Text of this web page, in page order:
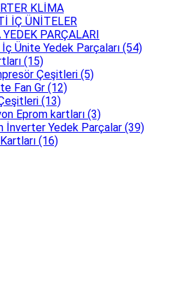
KLİMA
İÇ ÜNİTELER
PARÇALARI
Ünite Yedek Parçaları (54)
(15)
Çeşitleri (5)
Fan Gr (12)
(13)
Eprom kartları (3)
İnverter Yedek Parçalar (39)
(16)